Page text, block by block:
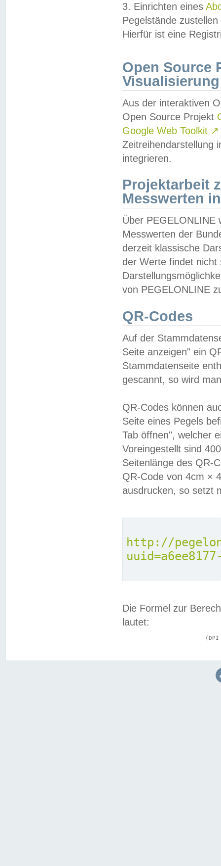
3. Einrichten eines
Pegelstände
Hierfür ist eine
Open Source
Visualisierung
Aus der interaktiven
Open Source Projekt
Google Web Toolkit ↗
Zeitreihendarstellung
integrieren.
Projektarbeit
Messwerten
Über PEGELONLINE
Messwerten der
derzeit klassische
der Werte findet
von PEGELONLINE
QR-Codes
Auf der
Seite anzeigen" ein
Stammdatenseite
gescannt, so wird
QR-Codes können
Seite eines Pegels
Tab öffnen", welcher
Voreingestellt sind
Seitenlänge des QR-
QR-Code von 4cm ×
ausdrucken, so setzt
http://
Die Formel zur
lautet: